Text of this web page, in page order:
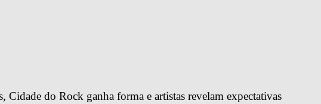
do Rock ganha forma e artistas revelam expectativas